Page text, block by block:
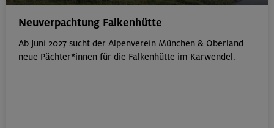
19.08.26
Neuverpachtung Falkenhütte
Ab Juni 2027 sucht der Alpenverein München & Oberland
neue Pächter*innen für die Falkenhütte im Karwendel.